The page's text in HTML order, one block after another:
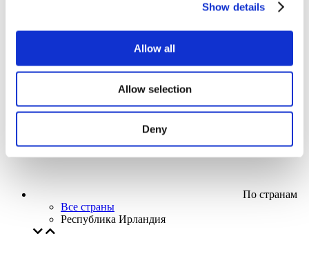
Show details
Allow all
Allow selection
Deny
Творческий вечер
Наше спецпредложение
Применить
По странам
Все страны
Республика Ирландия